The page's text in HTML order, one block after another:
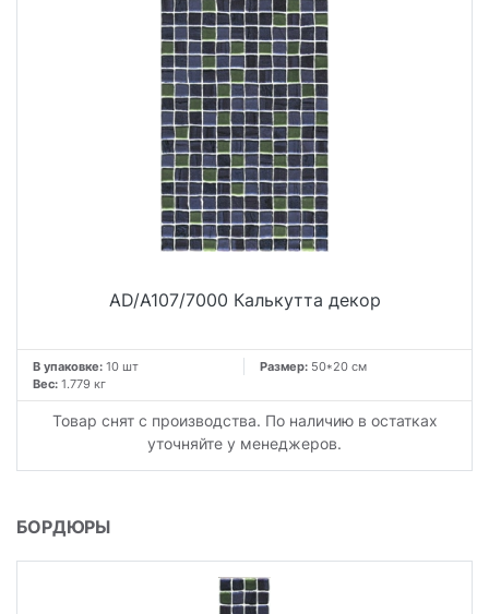
AD/A107/7000 Калькутта декор
В упаковке: 10 шт Размер: 50*20 см
Вес: 1.779 кг
Товар снят с производства. По наличию в остатках
уточняйте у менеджеров.
БОРДЮРЫ